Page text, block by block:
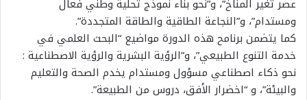
عصر تغير المناخ”، و”نحو بناء نموذج تحلية وطني فعال
ومستدام”، و”النجاعة الطاقية والطاقة المتجددة”.
كما يتضمن برنامح هذه الدورة مواضيع “البحث العلمي في
خدمة التنوع الطبيعي”، و”الرؤية البشرية والرؤية الاصطناعية :
نحو ذكاء اصطناعي مسؤول ومستدام يخدم الصحة والتعليم
والبيئة”، و “اخضرار الأفق، دروس من الطبيعة”.